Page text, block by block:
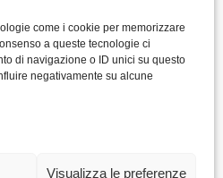
come i cookie per memorizzare
a queste tecnologie ci
di navigazione o ID unici su questo
negativamente su alcune
Visualizza le preferenze